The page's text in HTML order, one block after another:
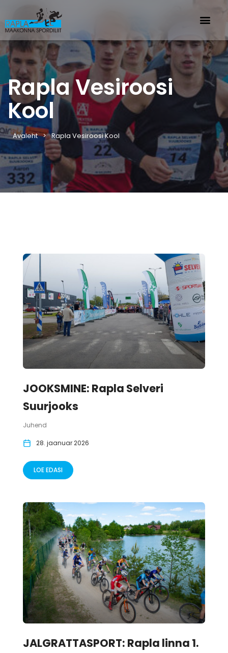
Rapla Vesiroosi
Kool
Avaleht Rapla Vesiroosi Kool
JOOKSMINE: Rapla Selveri
Suurjooks
Juhend
28. jaanuar 2026
LOE EDASI
JALGRATTASPORT: Rapla linna 1.